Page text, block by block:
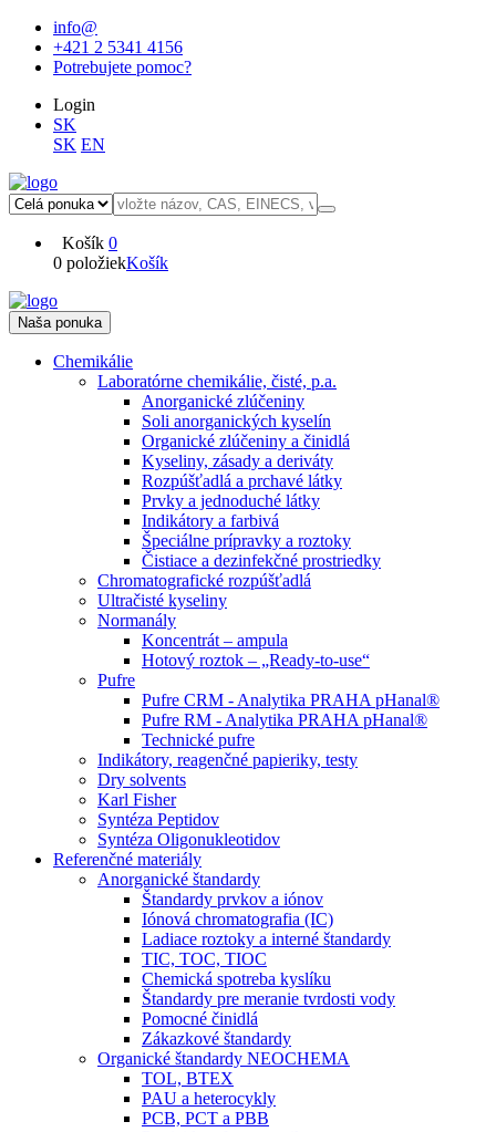
info@
+421 2 5341 4156
Potrebujete pomoc?
Login
SK
SK EN
Košík 0
0 položiekKošík
Naša ponuka
Chemikálie
Laboratórne chemikálie, čisté, p.a.
Anorganické zlúčeniny
Soli anorganických kyselín
Organické zlúčeniny a činidlá
Kyseliny, zásady a deriváty
Rozpúšťadlá a prchavé látky
Prvky a jednoduché látky
Indikátory a farbivá
Špeciálne prípravky a roztoky
Čistiace a dezinfekčné prostriedky
Chromatografické rozpúšťadlá
Ultračisté kyseliny
Normanály
Koncentrát – ampula
Hotový roztok – „Ready-to-use“
Pufre
Pufre CRM - Analytika PRAHA pHanal®
Pufre RM - Analytika PRAHA pHanal®
Technické pufre
Indikátory, reagenčné papieriky, testy
Dry solvents
Karl Fisher
Syntéza Peptidov
Syntéza Oligonukleotidov
Referenčné materiály
Anorganické štandardy
Štandardy prvkov a iónov
Iónová chromatografia (IC)
Ladiace roztoky a interné štandardy
TIC, TOC, TIOC
Chemická spotreba kyslíku
Štandardy pre meranie tvrdosti vody
Pomocné činidlá
Zákazkové štandardy
Organické štandardy NEOCHEMA
TOL, BTEX
PAU a heterocykly
PCB, PCT a PBB